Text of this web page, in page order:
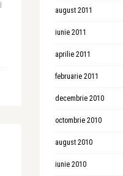
august 2011
iunie 2011
aprilie 2011
februarie 2011
decembrie 2010
octombrie 2010
august 2010
iunie 2010